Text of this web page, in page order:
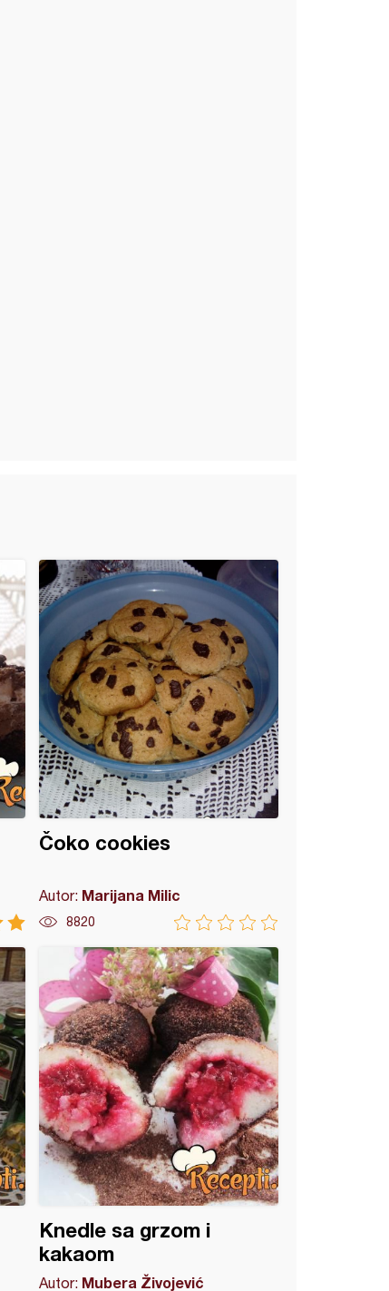
Čoko cookies
Autor: Marijana Milic
8820
Knedle sa grzom i
kakaom
Autor: Mubera Živojević